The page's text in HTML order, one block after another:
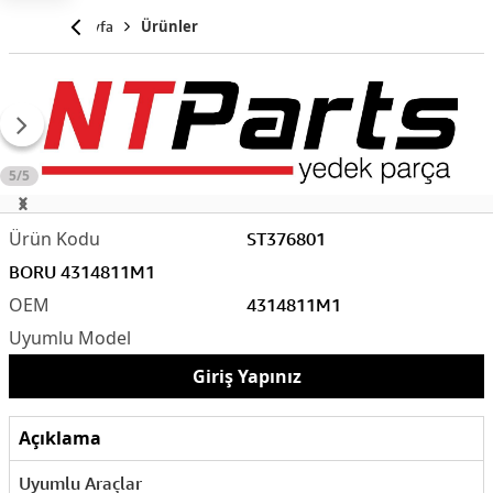
Anasayfa Ürünler
5/5
ST376801
4314811M1
BORU 4314811M1
Giriş Yapınız
Açıklama
Uyumlu Araçlar